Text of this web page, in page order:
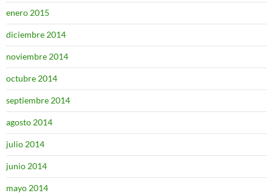
enero 2015
diciembre 2014
noviembre 2014
octubre 2014
septiembre 2014
agosto 2014
julio 2014
junio 2014
mayo 2014